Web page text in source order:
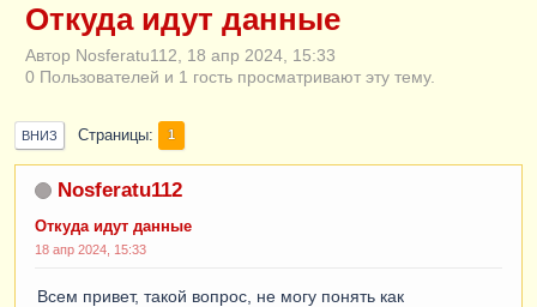
Откуда идут данные
Автор Nosferatu112, 18 апр 2024, 15:33
0 Пользователей и 1 гость просматривают эту тему.
ВНИЗ Страницы 1
Nosferatu112
Откуда идут данные
18 апр 2024, 15:33
Всем привет, такой вопрос, не могу понять как